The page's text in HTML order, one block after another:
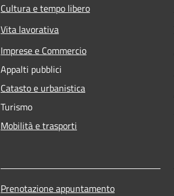
Cultura e tempo libero
Vita lavorativa
Imprese e Commercio
Appalti pubblici
Catasto e urbanistica
Turismo
Mobilità e trasporti
Prenotazione appuntamento